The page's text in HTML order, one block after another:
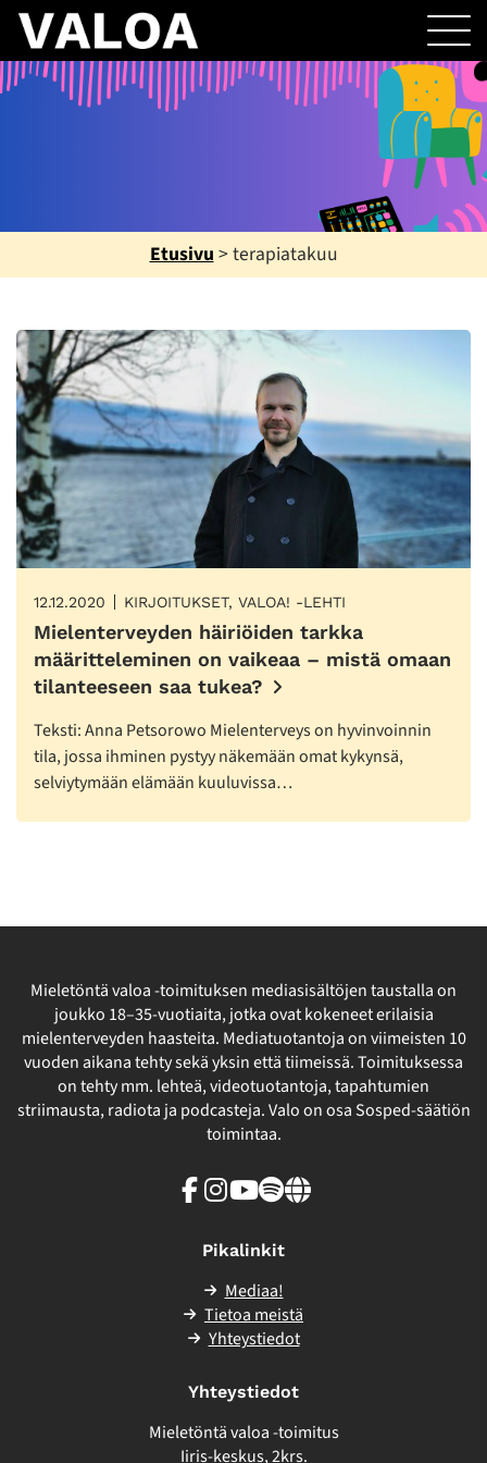
Etusivu > terapiatakuu
12.12.2020 KIRJOITUKSET, VALOA! -LEHTI
Mielenterveyden häiriöiden tarkka
määritteleminen on vaikeaa – mistä omaan
tilanteeseen saa tukea?
Teksti: Anna Petsorowo Mielenterveys on hyvinvoinnin
tila, jossa ihminen pystyy näkemään omat kykynsä,
selviytymään elämään kuuluvissa…
Mieletöntä valoa -toimituksen mediasisältöjen taustalla on
joukko 18–35-vuotiaita, jotka ovat kokeneet erilaisia
mielenterveyden haasteita. Mediatuotantoja on viimeisten 10
vuoden aikana tehty sekä yksin että tiimeissä. Toimituksessa
on tehty mm. lehteä, videotuotantoja, tapahtumien
striimausta, radiota ja podcasteja. Valo on osa Sosped-säätiön
toimintaa.
Facebook
Instagram
Youtube
SpotifyLinkki
Pikalinkit
Mediaa!
Tietoa meistä
Yhteystiedot
Yhteystiedot
Mieletöntä valoa -toimitus
Iiris-keskus, 2krs.